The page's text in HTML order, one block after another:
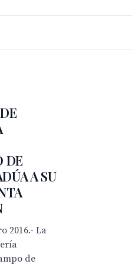
DE
A SU
2016.- La
de